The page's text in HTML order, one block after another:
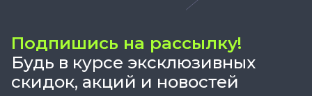
Подпишись на рассылку!
Будь в курсе эксклюзивных
скидок, акций и новостей